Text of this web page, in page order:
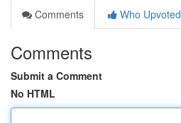
Comments
Who Upvoted
Comments
Submit a Comment
No HTML